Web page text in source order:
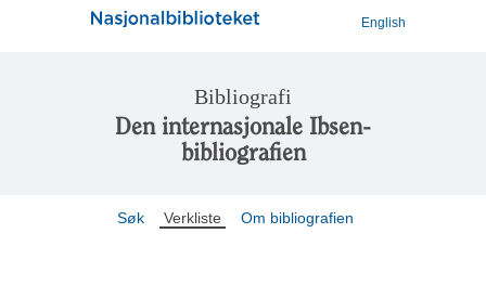
English
Bibliografi
Den internasjonale Ibsen-
bibliografien
Søk Verkliste Om bibliografien